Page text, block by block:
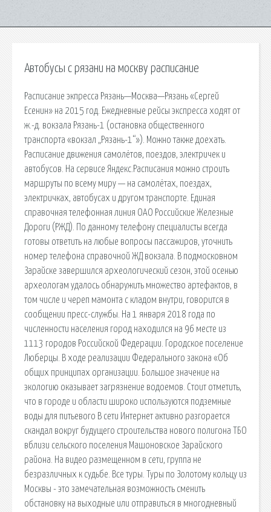
Автобусы с рязани на москву расписание
Расписание экпресса Рязань—Москва—Рязань «Сергей
Есенин» на 2015 год. Ежедневные рейсы экспресса ходят от
ж.-д. вокзала Рязань-1 (остановка общественного
транспорта «вокзал „Рязань-1“»). Можно также доехать.
Расписание движения самолётов, поездов, электричек и
автобусов. На сервисе Яндекс.Расписания можно строить
маршруты по всему миру — на самолётах, поездах,
электричках, автобусах и другом транспорте. Единая
справочная телефонная линия ОАО Российские Железные
Дороги (РЖД). По данному телефону специалисты всегда
готовы ответить на любые вопросы пассажиров, уточнить
номер телефона справочной ЖД вокзала. В подмосковном
Зарайске завершился археологический сезон, этой осенью
археологам удалось обнаружить множество артефактов, в
том числе и череп мамонта с кладом внутри, говорится в
сообщении пресс-службы. На 1 января 2018 года по
численности населения город находился на 96 месте из
1113 городов Российской Федерации. Городское поселение
Люберцы. В ходе реализации Федерального закона «Об
общих принципах организации. Большое значение на
экологию оказывает загрязнение водоемов. Стоит отметить,
что в городе и области широко используются подземные
воды для питьевого В сети Интернет активно разгорается
скандал вокруг будущего строительства нового полигона ТБО
вблизи сельского поселения Машоновское Зарайского
района. На видео размещенном в сети, группа не
безразличных к судьбе. Все туры. Туры по Золотому кольцу из
Москвы - это замечательная возможность сменить
обстановку на выходные или отправиться в многодневный